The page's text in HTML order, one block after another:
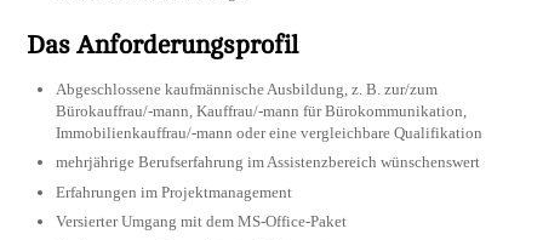
Das Anforderungsprofil
Abgeschlossene kaufmännische Ausbildung, z. B. zur/zum
Bürokauffrau/-mann, Kauffrau/-mann für Bürokommunikation,
Immobilienkauffrau/-mann oder eine vergleichbare Qualifikation
mehrjährige Berufserfahrung im Assistenzbereich wünschenswert
Erfahrungen im Projektmanagement
Versierter Umgang mit dem MS-Office-Paket